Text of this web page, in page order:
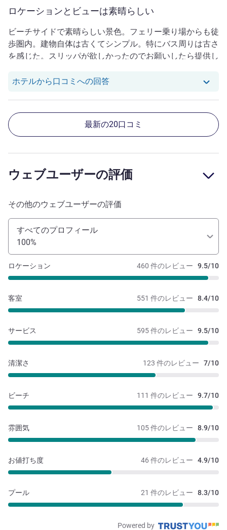
ロケーションとビューは素晴らしい
ビーチサイドで素晴らしい景色。フェリー乗り場からも徒
歩圏内。建物自体は古くてシンプル。特にバス周りは古さ
を感じた。スリッパが欲しかったのでお願いしたら提供し
かった。年末で高いシーズンだったこともあり値段以上の
ホテルから口コミへの回答アフリ さんのレビューへのホ
最新の20口コミ
ウェブユーザーの評価
その他のウェブユーザーの評価
すべてのプロフィール
100%
460 件のレビュー 9.5/10
ロケーション
551 件のレビュー 8.4/10
客室
595 件のレビュー 9.5/10
サービス
123 件のレビュー 7/10
清潔さ
111 件のレビュー 9.7/10
ビーチ
105 件のレビュー 8.9/10
雰囲気
46 件のレビュー 4.9/10
お値打ち度
21 件のレビュー 8.3/10
プール
Powered by